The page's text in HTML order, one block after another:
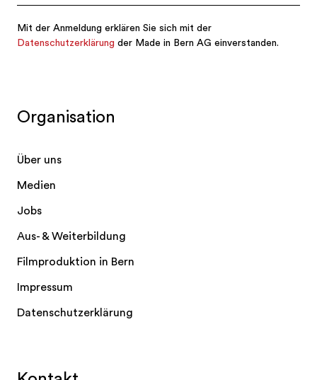
Organisation
Über uns
Medien
Jobs
Aus- & Weiterbildung
Filmproduktion in Bern
Impressum
Datenschutzerklärung